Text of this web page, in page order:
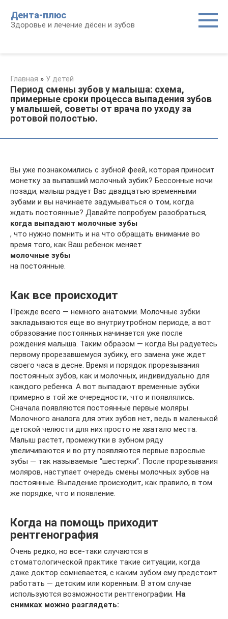
контенту
Дента-плюс
Здоровье и лечение дёсен и зубов
Главная » У детей
Период смены зубов у малыша: схема,
примерные сроки процесса выпадения зубов
у малышей, советы от врача по уходу за
ротовой полостью.
Вы уже познакомились с зубной феей, которая приносит
монетку за выпавший молочный зубик? Бессонные ночи
позади, малыш радует Вас двадцатью временными
зубами и вы начинаете задумываться о том, когда
ждать постоянные? Давайте попробуем разобраться,
когда выпадают молочные зубы
, что нужно помнить и на что обращать внимание во
время того, как Ваш ребенок меняет
молочные зубы
на постоянные.
Как все происходит
Прежде всего — немного анатомии. Молочные зубки
закладываются еще во внутриутробном периоде, а вот
образование постоянных начинается уже после
рождения малыша. Таким образом — когда Вы радуетесь
первому прорезавшемуся зубику, его замена уже ждет
своего часа в десне. Время и порядок прорезывания
постоянных зубов, как и молочных, индивидуально для
каждого ребенка. А вот выпадают временные зубки
примерно в той же очередности, что и появлялись.
Сначала появляются постоянные первые моляры.
Молочного аналога для этих зубов нет, ведь в маленькой
детской челюсти для них просто не хватало места.
Малыш растет, промежутки в зубном ряду
увеличиваются и во рту появляются первые взрослые
зубы — так называемые “шестерки”. После прорезывания
моляров, наступает очередь смены молочных зубов на
постоянные. Выпадение происходит, как правило, в том
же порядке, что и появление.
Когда на помощь приходит
рентгенография
Очень редко, но все-таки случаются в
стоматологической практике такие ситуации, когда
даже доктор сомневается, с каким зубом ему предстоит
работать — детским или коренным. В этом случае
используются возможности рентгенографии. На
снимках можно разглядеть: